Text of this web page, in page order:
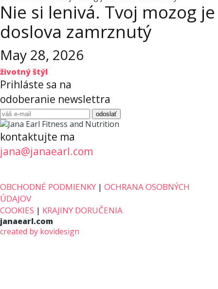
Nie si lenivá. Tvoj mozog je
doslova zamrznutý
May 28, 2026
životný štýl
Prihláste sa na
odoberanie newslettra
kontaktujte ma
jana@janaearl.com
OBCHODNÉ PODMIENKY | OCHRANA OSOBNÝCH
ÚDAJOV
COOKIES | KRAJINY DORUČENIA
janaearl.com
created by kovidesign